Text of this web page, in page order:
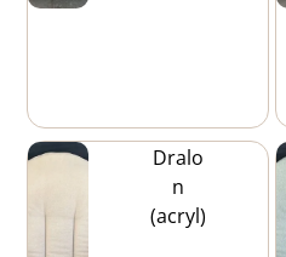
Dralo
n
(acryl)